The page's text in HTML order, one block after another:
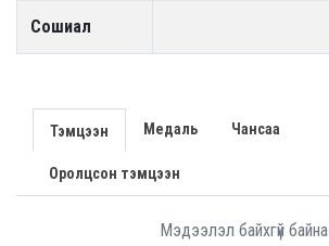
Сошиал
Тэмцээн Медаль Чансаа
Оролцсон тэмцээн
Мэдээлэл байхгүй байна